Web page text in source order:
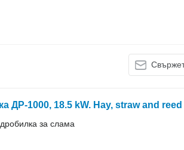
ДР-1000, 18.5 kW. Hay, straw and
за слама